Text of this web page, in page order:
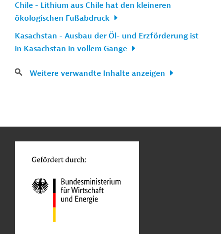
Chile - Lithium aus Chile hat den kleineren
ökologischen Fußabdruck
Kasachstan - Ausbau der Öl- und Erzförderung ist
in Kasachstan in vollem Gange
Weitere verwandte Inhalte anzeigen